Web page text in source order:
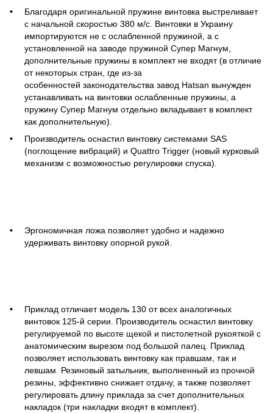
Благодаря оригинальной пружине винтовка выстреливает
с начальной скоростью 380 м/с. Винтовки в Украину
импортируются не с ослабленной пружиной, а с
установленной на заводе пружиной Супер Магнум,
дополнительные пружины в комплект не входят (в отличие
от некоторых стран, где из-за
особенностей законодательства завод Hatsan вынужден
устанавливать на винтовки ослабленные пружины, а
пружину Супер Магнум отдельно вкладывает в комплект
как дополнительную).
Производитель оснастил винтовку системами SAS
(поглощение вибраций) и Quattro Trigger (новый курковый
механизм с возможностью регулировки спуска).
Эргономичная ложа позволяет удобно и надежно
удерживать винтовку опорной рукой.
Приклад отличает модель 130 от всех аналогичных
винтовок 125-й серии. Производитель оснастил винтовку
регулируемой по высоте щекой и пистолетной рукояткой с
анатомическим вырезом под большой палец. Приклад
позволяет использовать винтовку как правшам, так и
левшам. Резиновый затыльник, выполненный из прочной
резины, эффективно снижает отдачу, а также позволяет
регулировать длину приклада за счет дополнительных
накладок (три накладки входят в комплект).